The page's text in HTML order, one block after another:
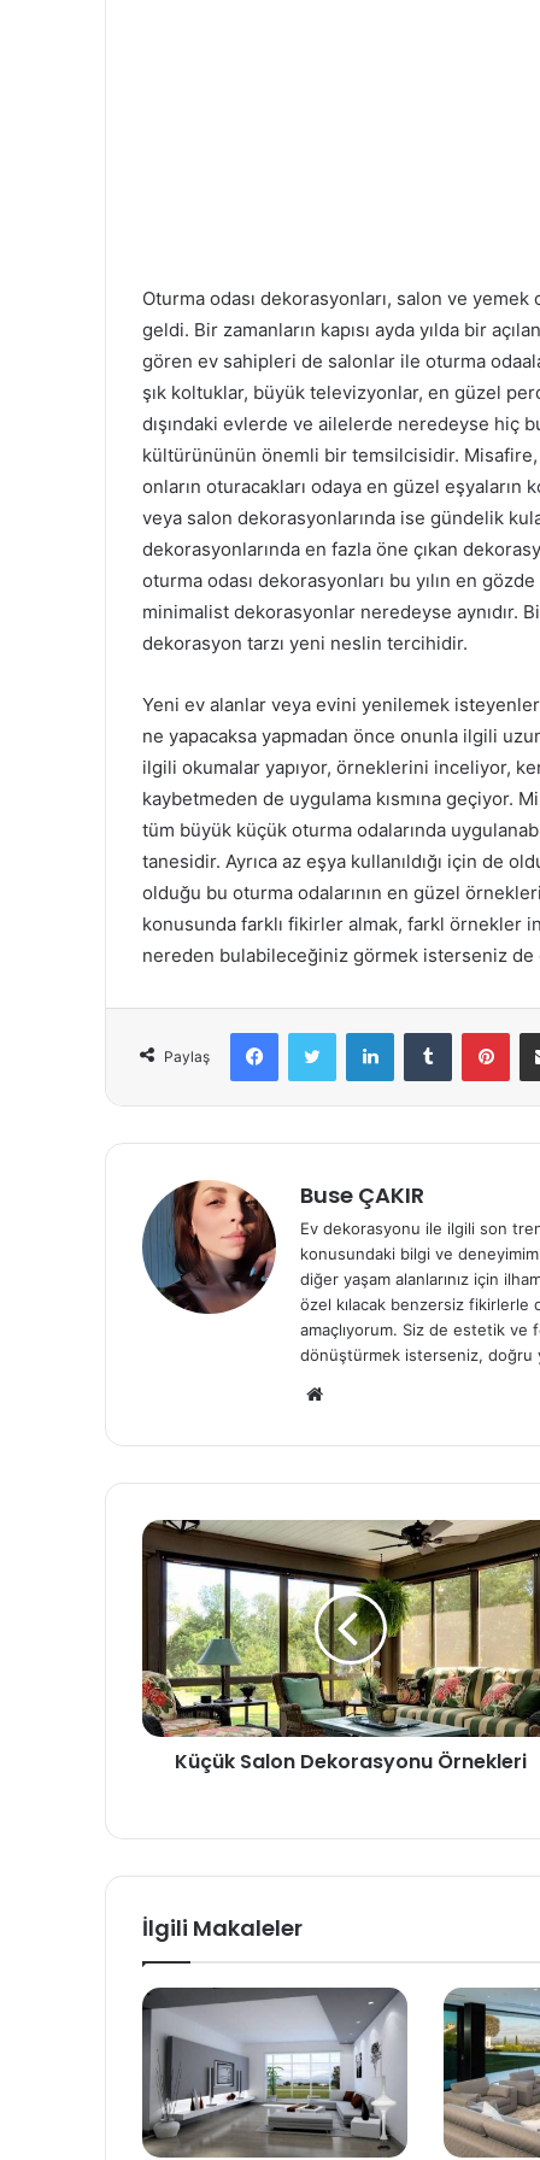
Oturma odası dekorasyonları, salon ve
geldi. Bir zamanların kapısı ayda yılda bir
gören ev sahipleri de salonlar ile oturma
şık koltuklar, büyük televizyonlar, en güzel
dışındaki evlerde ve ailelerde neredeyse hiç
kültürününün önemli bir temsilcisidir.
onların oturacakları odaya en güzel
veya salon dekorasyonlarında ise gündelik
dekorasyonlarında en fazla öne çıkan
oturma odası dekorasyonları bu yılın en
minimalist dekorasyonlar neredeyse aynıdır.
dekorasyon tarzı yeni neslin tercihidir.
Yeni ev alanlar veya evini yenilemek
ne yapacaksa yapmadan önce onunla ilgili
ilgili okumalar yapıyor, örneklerini inceliyor,
kaybetmeden de uygulama kısmına geçiyor.
tüm büyük küçük oturma odalarında
tanesidir. Ayrıca az eşya kullanıldığı için de
olduğu bu oturma odalarının en güzel
konusunda farklı fikirler almak, farkl örnekler
nereden bulabileceğiniz görmek isterseniz de
Paylaş
Buse ÇAKIR
Ev dekorasyonu ile ilgili son
konusundaki bilgi ve
diğer yaşam alanlarınız için
özel kılacak benzersiz fikirlerle
amaçlıyorum. Siz de estetik
dönüştürmek isterseniz, doğru
sit
esi
Küçük Salon Dekorasyonu Örnekleri
İlgili Makaleler